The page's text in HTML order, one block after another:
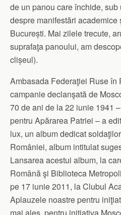
de un panou care închide,
despre manifestări
București. Mai zilele trecute,
suprafaţa panoului, am
clișeul).
Ambasada Federaţiei Ruse în
campanie declanşată de
70 de ani de la 22 iunie 1941
pentru Apărarea Patriei – a
lux, un album dedicat
României, album intitulat
Lansarea acestui album, la
Română şi Biblioteca
pe 17 iunie 2011, la Clubul
Aplauzele noastre pentru
mai ales, pentru iniţiativa